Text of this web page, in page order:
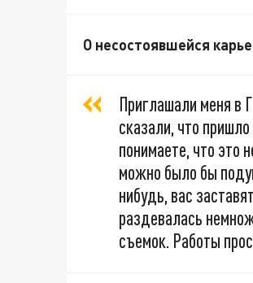
О несостоявшейся
Приглашали меня в
сказали, что
понимаете, что это
можно было бы
нибудь, вас
раздевалась
съемок. Работы